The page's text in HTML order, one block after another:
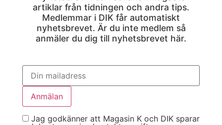
artiklar från tidningen och andra tips.
Medlemmar i DIK får automatiskt
nyhetsbrevet. Är du inte medlem så
anmäler du dig till nyhetsbrevet här.
Jag godkänner att Magasin K och DIK sparar